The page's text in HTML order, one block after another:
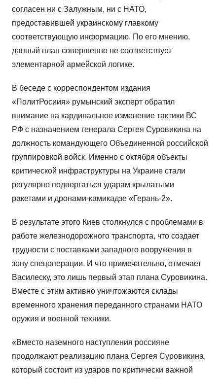
согласен ни с Залужным, ни с НАТО,
предоставившей украинскому главкому
соответствующую информацию. По его мнению,
данный план совершенно не соответствует
элементарной армейской логике.
В беседе с корреспондентом издания
«ПолитРосиия» румынский эксперт обратил
внимание на кардинальное изменение тактики ВС
РФ с назначением генерала Сергея Суровикина на
должность командующего Объединенной российской
группировкой войск. Именно с октября объекты
критической инфраструктуры на Украине стали
регулярно подвергаться ударам крылатыми
ракетами и дронами-камикадзе «Герань-2».
В результате этого Киев столкнулся с проблемами в
работе железнодорожного транспорта, что создает
трудности с поставками западного вооружения в
зону спецоперации. И что примечательно, отмечает
Василеску, это лишь первый этап плана Суровикина.
Вместе с этим активно уничтожаются склады
временного хранения переданного странами НАТО
оружия и военной техники.
«Вместо наземного наступления россияне
продолжают реализацию плана Сергея Суровикина,
который состоит из ударов по критически важной